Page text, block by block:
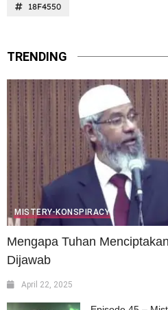
18F4550
TRENDING
MISTERY-KONSPIRACY
Mengapa Tuhan
Dijawab
April 22, 2025